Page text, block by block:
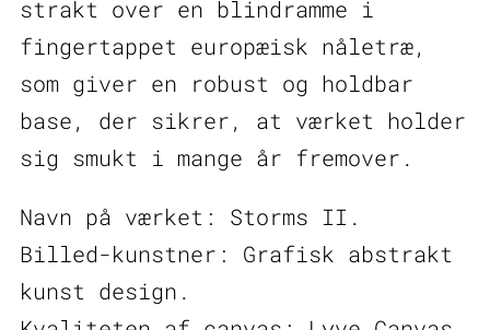
strakt over en blindramme i
fingertappet europæisk nåletræ,
som giver en robust og holdbar
base, der sikrer, at værket holder
sig smukt i mange år fremover.
Navn på værket: Storms II.
Billed-kunstner: Grafisk abstrakt
kunst design.